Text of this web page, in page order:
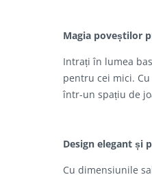
Magia poveștilor
Intrați în lumea
pentru cei mici.
într-un spațiu de
Design elegant și
Cu dimensiunile